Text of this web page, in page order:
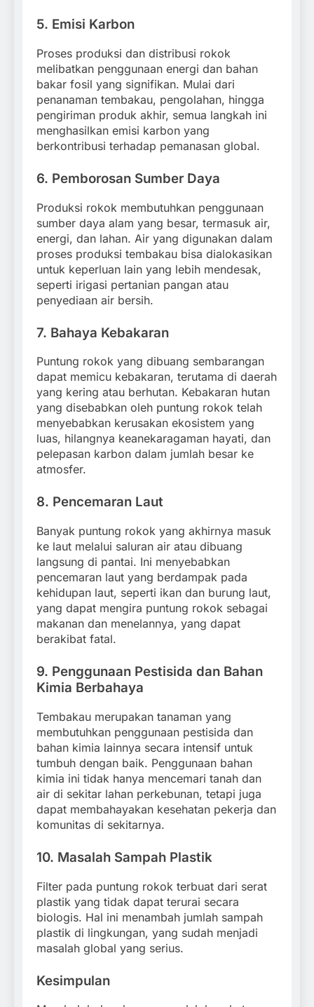
5. Emisi Karbon
Proses produksi dan distribusi rokok
melibatkan penggunaan energi dan bahan
bakar fosil yang signifikan. Mulai dari
penanaman tembakau, pengolahan, hingga
pengiriman produk akhir, semua langkah ini
menghasilkan emisi karbon yang
berkontribusi terhadap pemanasan global.
6. Pemborosan Sumber Daya
Produksi rokok membutuhkan penggunaan
sumber daya alam yang besar, termasuk air,
energi, dan lahan. Air yang digunakan dalam
proses produksi tembakau bisa dialokasikan
untuk keperluan lain yang lebih mendesak,
seperti irigasi pertanian pangan atau
penyediaan air bersih.
7. Bahaya Kebakaran
Puntung rokok yang dibuang sembarangan
dapat memicu kebakaran, terutama di daerah
yang kering atau berhutan. Kebakaran hutan
yang disebabkan oleh puntung rokok telah
menyebabkan kerusakan ekosistem yang
luas, hilangnya keanekaragaman hayati, dan
pelepasan karbon dalam jumlah besar ke
atmosfer.
8. Pencemaran Laut
Banyak puntung rokok yang akhirnya masuk
ke laut melalui saluran air atau dibuang
langsung di pantai. Ini menyebabkan
pencemaran laut yang berdampak pada
kehidupan laut, seperti ikan dan burung laut,
yang dapat mengira puntung rokok sebagai
makanan dan menelannya, yang dapat
berakibat fatal.
9. Penggunaan Pestisida dan Bahan
Kimia Berbahaya
Tembakau merupakan tanaman yang
membutuhkan penggunaan pestisida dan
bahan kimia lainnya secara intensif untuk
tumbuh dengan baik. Penggunaan bahan
kimia ini tidak hanya mencemari tanah dan
air di sekitar lahan perkebunan, tetapi juga
dapat membahayakan kesehatan pekerja dan
komunitas di sekitarnya.
10. Masalah Sampah Plastik
Filter pada puntung rokok terbuat dari serat
plastik yang tidak dapat terurai secara
biologis. Hal ini menambah jumlah sampah
plastik di lingkungan, yang sudah menjadi
masalah global yang serius.
Kesimpulan